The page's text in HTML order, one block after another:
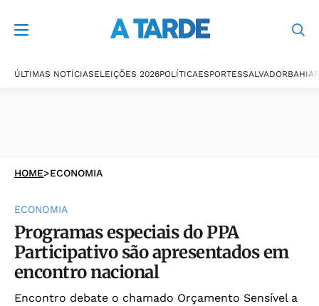
ÚLTIMAS NOTÍCIASELEIÇÕES 2026POLÍTICAESPORTESSALVADORBAHIA
HOME>ECONOMIA
ECONOMIA
Programas especiais do PPA
Participativo são apresentados em
encontro nacional
Encontro debate o chamado Orçamento Sensível a